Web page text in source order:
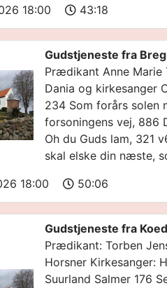
18:00 43:18
Gudstjeneste fra
Prædikant Anne Marie
Dania og kirkesanger
234 Som forårs solen
forsoningens vej, 886
Oh du Guds lam, 321
skal elske din næste,
18:00 50:06
Gudstjeneste fra
Prædikant: Torben
Horsner Kirkesanger:
Suurland Salmer 176